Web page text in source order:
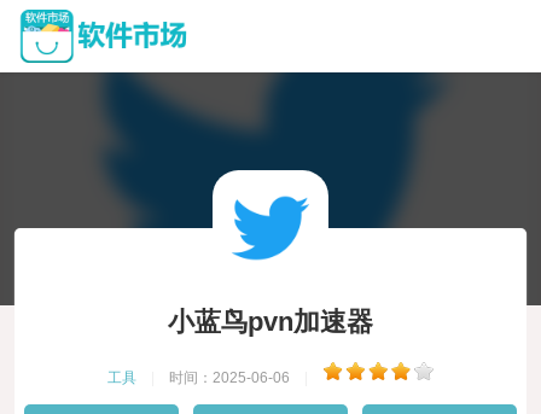
小蓝鸟pvn加速器
工具 时间：2025-06-06